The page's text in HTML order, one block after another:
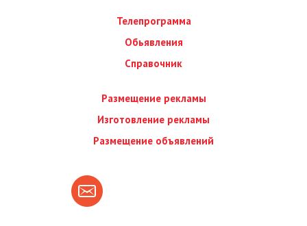
Телепрограмма
Обьявления
Справочник
Размещение рекламы
Изготовление рекламы
Размещение объявлений